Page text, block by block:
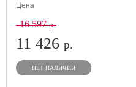
Цена
16 597р.
11 426 р.
НЕТ НАЛИЧИИ